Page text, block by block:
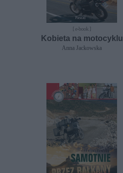
[ e-book ]
Kobieta na motocyklu
Anna Jackowska